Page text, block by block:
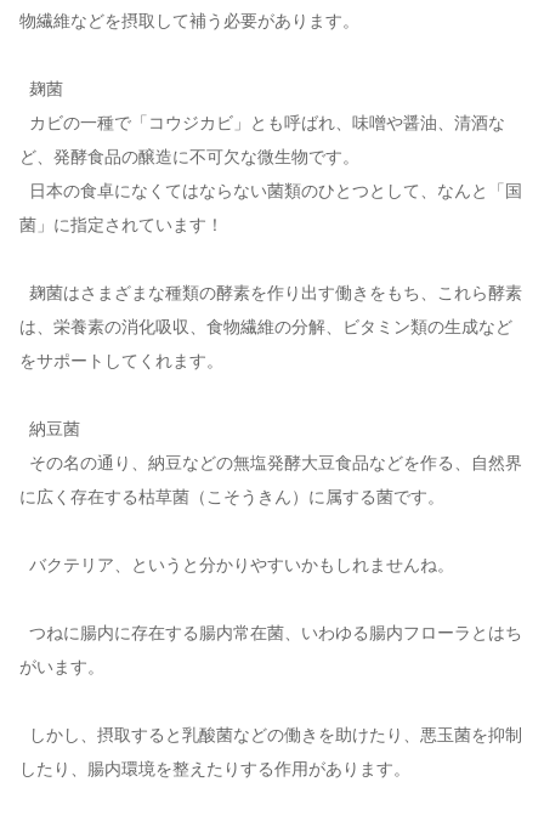
物繊維などを摂取して補う必要があります。
麹菌
カビの一種で「コウジカビ」とも呼ばれ、味噌や醤油、清酒な
ど、発酵食品の醸造に不可欠な微生物です。
日本の食卓になくてはならない菌類のひとつとして、なんと「国
菌」に指定されています！
麹菌はさまざまな種類の酵素を作り出す働きをもち、これら酵素
は、栄養素の消化吸収、食物繊維の分解、ビタミン類の生成など
をサポートしてくれます。
納豆菌
その名の通り、納豆などの無塩発酵大豆食品などを作る、自然界
に広く存在する枯草菌（こそうきん）に属する菌です。
バクテリア、というと分かりやすいかもしれませんね。
つねに腸内に存在する腸内常在菌、いわゆる腸内フローラとはち
がいます。
しかし、摂取すると乳酸菌などの働きを助けたり、悪玉菌を抑制
したり、腸内環境を整えたりする作用があります。